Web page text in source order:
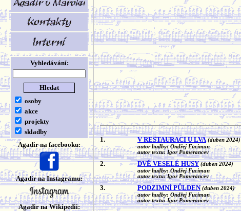
Vyhledávání:
osoby
akce
projekty
skladby
Agadir na facebooku:
Agadir na Instagramu:
Agadir na Wikipedii:
1. V RESTAURACI U LVA (duben 2024)
autor hudby: Ondřej Fuciman
autor textu: Igor Pomerancev
2. DVĚ VESELÉ HUSY (duben 2024)
autor hudby: Ondřej Fuciman
autor textu: Igor Pomerancev
3. PODZIMNÍ PŮLDEN (duben 2024)
autor hudby: Ondřej Fuciman
autor textu: Igor Pomerancev